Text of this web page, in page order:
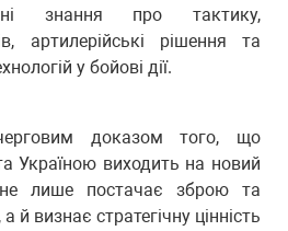
знання про тактику,
артилерійські рішення та
у бойові дії.
доказом того, що
Україною виходить на новий
лише постачає зброю та
й визнає стратегічну цінність